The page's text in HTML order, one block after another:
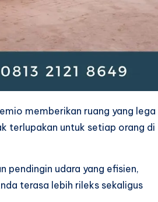
memberikan ruang yang lega
terlupakan untuk setiap orang di
pendingin udara yang efisien,
terasa lebih rileks sekaligus